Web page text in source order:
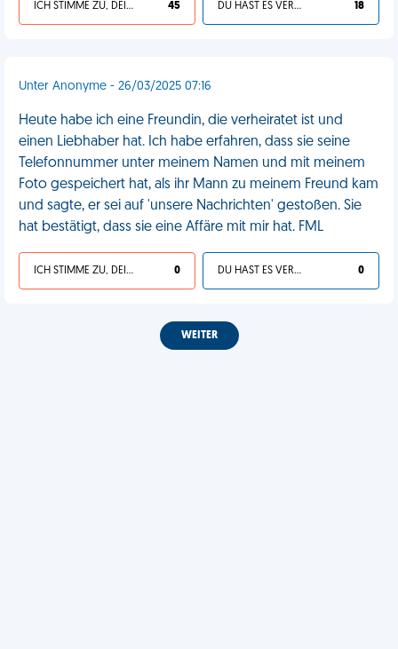
ICH STIMME ZU, DEIN LEBEN IST SCHEISSE 45 DU HAST ES VERDIENT 18
Unter Anonyme - 26/03/2025 07:16
Heute habe ich eine Freundin, die verheiratet ist und
einen Liebhaber hat. Ich habe erfahren, dass sie seine
Telefonnummer unter meinem Namen und mit meinem
Foto gespeichert hat, als ihr Mann zu meinem Freund kam
und sagte, er sei auf 'unsere Nachrichten' gestoßen. Sie
hat bestätigt, dass sie eine Affäre mit mir hat. FML
ICH STIMME ZU, DEIN LEBEN IST SCHEISSE 0 DU HAST ES VERDIENT 0
WEITER